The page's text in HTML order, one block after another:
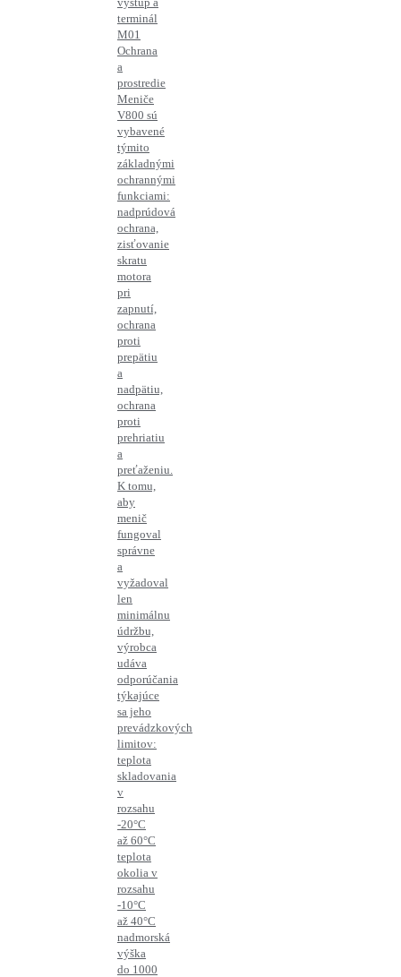
terminál
M01
Ochrana
a
prostredie
Meniče
V800 sú
vybavené
týmito
základnými
ochrannými
funkciami:
nadprúdová
ochrana,
zisťovanie
skratu
motora
pri
zapnutí,
ochrana
proti
prepätiu
a
nadpätiu,
ochrana
proti
prehriatiu
a
preťaženiu.
K tomu,
aby
menič
fungoval
správne
a
vyžadoval
len
minimálnu
údržbu,
výrobca
udáva
odporúčania
týkajúce
sa jeho
prevádzkových
limitov:
teplota
skladovania
v
rozsahu
-20°C
až 60°C
teplota
okolia v
rozsahu
-10°C
až 40°C
nadmorská
výška
do 1000